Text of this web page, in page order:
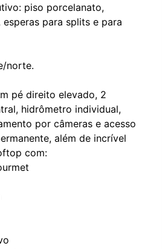
piso porcelanato,
esperas para splits e para
norte.
pé direito elevado, 2
hidrômetro individual,
por câmeras e acesso
além de incrível
com: